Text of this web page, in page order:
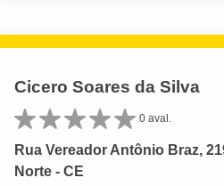
Cicero Soares da Silva
0 aval.
Rua Vereador Antônio Braz,
Norte - CE